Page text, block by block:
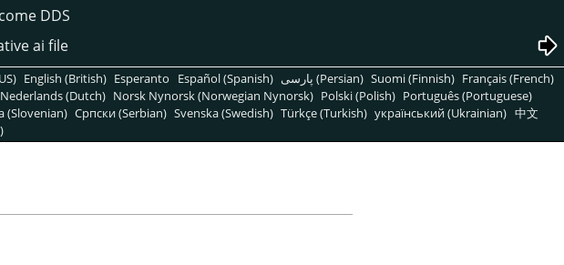
DDS
ai file
English (British) Esperanto Español (Spanish) پارسی (Persian) Suomi (Finnish) Français (French)
Nederlands (Dutch) Norsk Nynorsk (Norwegian Nynorsk) Polski (Polish) Português (Portuguese)
(Slovenian) Српски (Serbian) Svenska (Swedish) Türkçe (Turkish) український (Ukrainian) 中文